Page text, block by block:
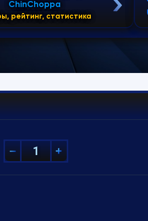
ChinChoppa
рейтинг, статистика